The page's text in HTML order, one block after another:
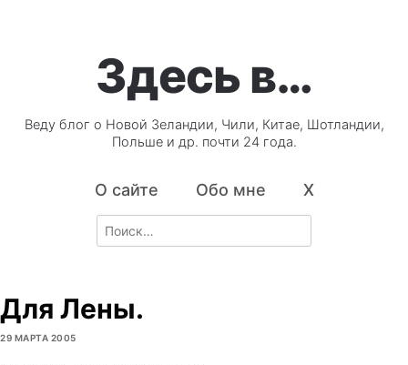
Здесь в…
Веду блог о Новой Зеландии, Чили, Китае, Шотландии,
Польше и др. почти 24 года.
О сайте Обо мне X
Search
for:
Для Лены.
29 МАРТА 2005